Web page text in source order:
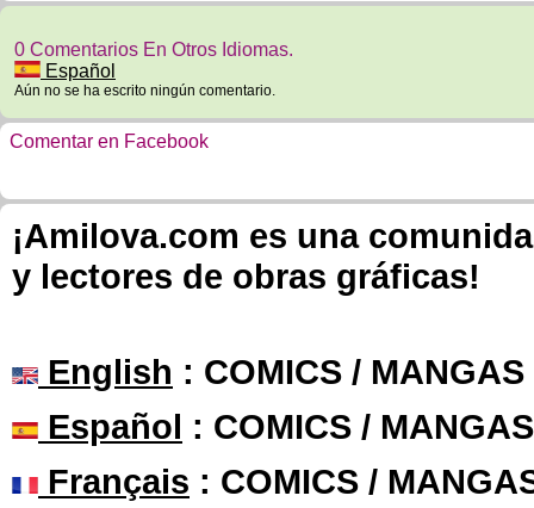
0 Comentarios En Otros Idiomas.
Español
Aún no se ha escrito ningún comentario.
Comentar en Facebook
¡Amilova.com es una
y lectores de obras gráficas!
English : COMICS /
Español : COMICS /
Français : COMICS /